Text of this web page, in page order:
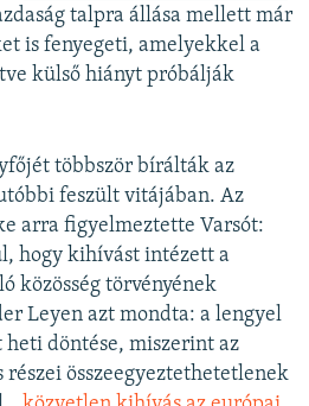
talpra állása mellett már
is fenyegeti, amelyekkel a
külső hiányt próbálják
többször bírálták az
feszült vitájában. Az
arra figyelmeztette Varsót:
hogy kihívást intézett a
közösség törvényének
Leyen azt mondta: a lengyel
döntése, miszerint az
részei összeegyeztethetetlenek